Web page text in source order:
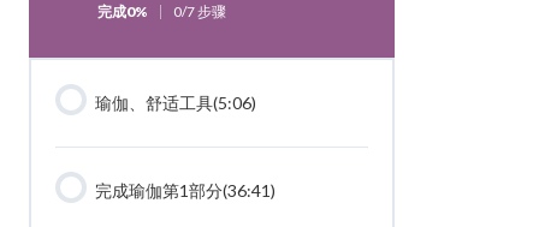
完成0% 0/7 步骤
瑜伽、舒适工具(5:06)
完成瑜伽第1部分(36:41)